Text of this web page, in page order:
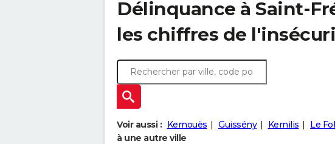
Délinquance à Saint-
les chiffres de
Voir aussi : Kernouës Guissény Kernilis Le
à une autre ville